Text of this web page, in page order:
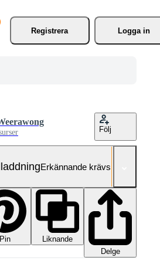
Registrera
Logga in
Följ
Erkännande krävs
Pin
Liknande
Delge